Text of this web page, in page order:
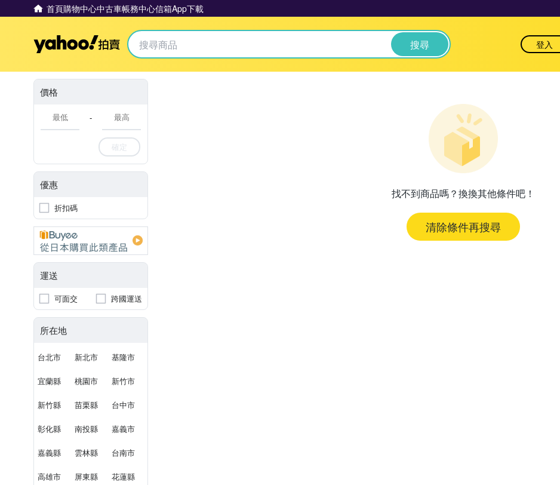
首頁購物中心中古車帳務中心信箱App下載
Yahoo拍賣 搜尋 登入
價格
-
確定
優惠
折扣碼
運送
可面交 跨國運送
所在地
台北市 新北市 基隆市
宜蘭縣 桃園市 新竹市
新竹縣 苗栗縣 台中市
彰化縣 南投縣 嘉義市
嘉義縣 雲林縣 台南市
高雄市 屏東縣 花蓮縣
找不到商品嗎？換換其他條件吧！
清除條件再搜尋